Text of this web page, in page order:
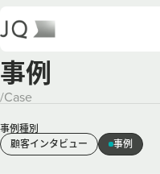
事例
/Case
事例種別
顧客インタビュー
事例